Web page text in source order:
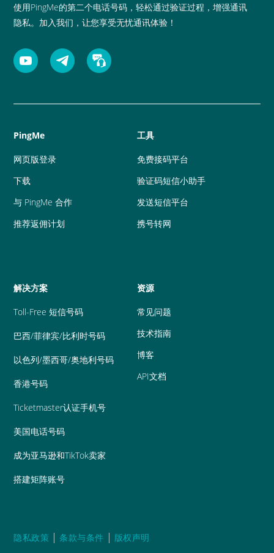
使用PingMe的第二个电话号码，轻松通过验证过程，增强通讯
隐私。加入我们，让您享受无忧通讯体验！
PingMe
网页版登录
下载
与 PingMe 合作
推荐返佣计划
工具
免费接码平台
验证码短信小助手
发送短信平台
携号转网
解决方案
Toll-Free 短信号码
巴西/菲律宾/比利时号码
以色列/墨西哥/奥地利号码
香港号码
Ticketmaster认证手机号
美国电话号码
成为亚马逊和TikTok卖家
搭建矩阵账号
资源
常见问题
技术指南
博客
API文档
隐私政策 | 条款与条件 | 版权声明